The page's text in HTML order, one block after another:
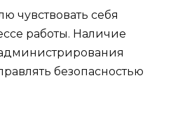
чувствовать себя
работы. Наличие
безопасностью